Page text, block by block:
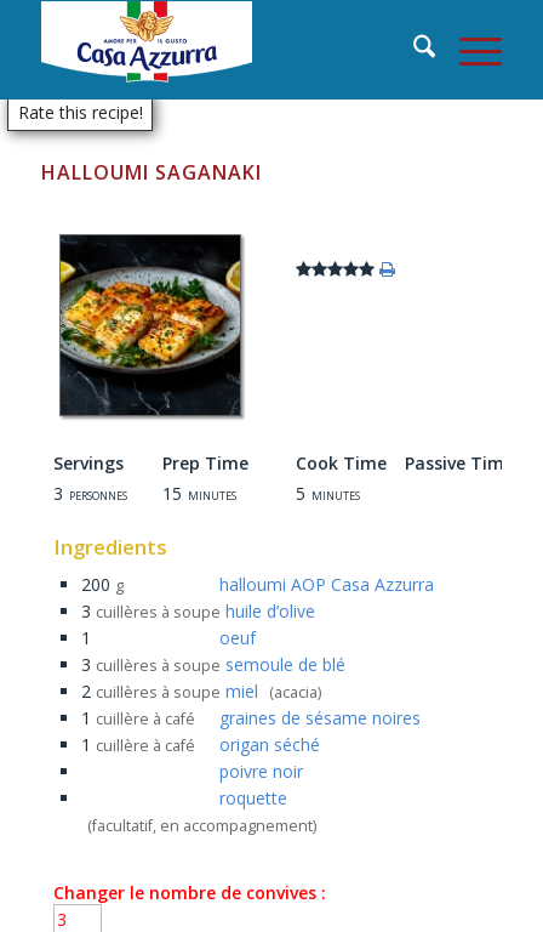
HALLOUMI SAGANAKI
Rate this recipe!
Servings
Prep Time
3 personnes 15 minutes
Cook Time
Passive Time
5 minutes
Ingredients
200 g
halloumi AOP Casa Azzurra
3 cuillères à soupe huile d’olive
1
oeuf
3 cuillères à soupe semoule de blé
2 cuillères à soupe miel (acacia)
1 cuillère à café
graines de sésame noires
1 cuillère à café
origan séché
poivre noir
roquette
(facultatif, en accompagnement)
Changer le nombre de convives :